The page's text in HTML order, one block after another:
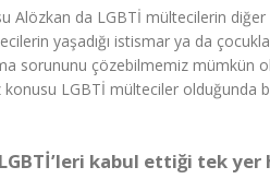
Alözkan da LGBTİ mültecilerin
yaşadığı istismar ya da
sorununu çözebilmemiz mümkün
LGBTİ mülteciler olduğunda
LGBTİ’leri kabul ettiği tek